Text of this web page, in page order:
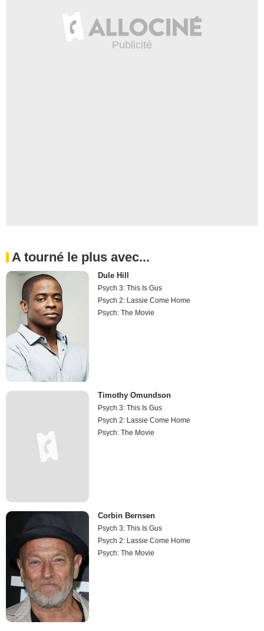
A tourné le plus avec...
Dule Hill
Psych 3: This Is Gus
Psych 2: Lassie Come Home
Psych: The Movie
Timothy Omundson
Psych 3: This Is Gus
Psych 2: Lassie Come Home
Psych: The Movie
Corbin Bernsen
Psych 3: This Is Gus
Psych 2: Lassie Come Home
Psych: The Movie